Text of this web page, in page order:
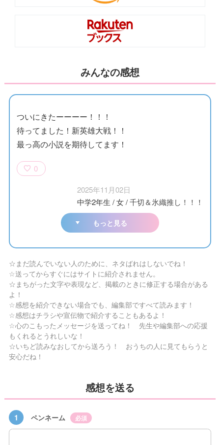
みんなの感想
ついにきたーーーー！！！
待ってました！新英雄大戦！！
最っ高の小説を期待してます！
0
2025年11月02日
中学2年生 /女/千切＆氷織推し！！！
もっと見る
☆まだ読んでいない人のために、ネタばれはしないでね！
☆送ってからすぐにはサイトに紹介されません。
☆まちがった文字や表現など、掲載のときに修正する場合がある
よ！
☆感想を紹介できない場合でも、編集部ですべて読みます！
☆感想はチラシや宣伝物で紹介することもあるよ！
☆心のこもったメッセージを送ってね！ 先生や編集部への応援
もくれるとうれしいな！
☆いちど読みなおしてから送ろう！ おうちの人に見てもらうと
安心だね！
感想を送る
1 ペンネーム 必須